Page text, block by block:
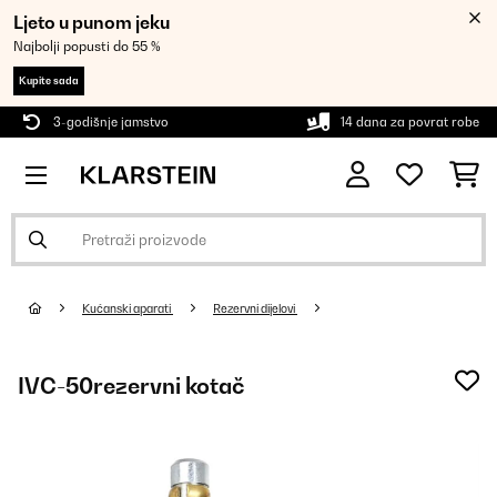
Ljeto u punom jeku
Najbolji popusti do 55 %
Kupite sada
3-godišnje jamstvo 14 dana za povrat robe
Kućanski aparati Rezervni dijelovi
IVC-50rezervni kotač